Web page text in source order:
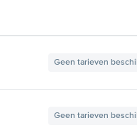
Geen tarieven
Geen tarieven